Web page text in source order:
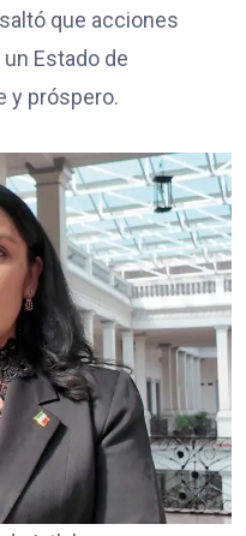
que acciones
Estado de
y próspero.